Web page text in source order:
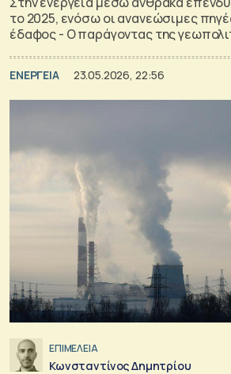
το 2025, ενόσω οι ανανεώσιμες
έδαφος - Ο παράγοντας της
ΕΝΕΡΓΕΙΑ 23.05.2026, 22:56
ΕΠΙΜΕΛΕΙΑ
Κωνσταντίνος Δημητρίου